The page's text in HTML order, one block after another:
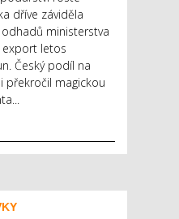
dříve záviděla
ministerstva
export letos
Český podíl na
překročil magickou